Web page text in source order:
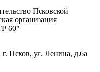
Псковской
организация
60"
г. Псков, ул. Ленина, д.6а